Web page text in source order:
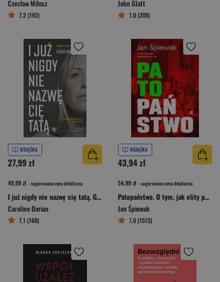
Czesław Miłosz
7,2 (192)
John Glatt
7,0 (209)
KSIĄŻKA
27,99 zł
49,99 zł - sugerowana cena detaliczna
I już nigdy nie nazwę cię tatą. Gdy przemoc farmakochemiczna niszczy rodzinę. Dziennik córki Gisèle Pelicot
Caroline Darian
7,1 (160)
KSIĄŻKA
43,94 zł
54,99 zł - sugerowana cena detaliczna
Patopaństwo. O tym, jak elity pustoszą nasz kraj
Jan Śpiewak
7,6 (1513)